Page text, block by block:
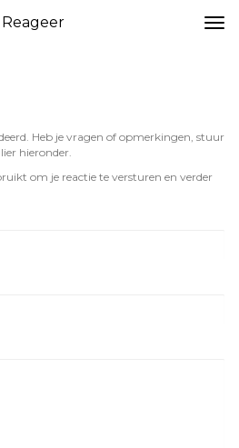
Heb je vragen of opmerkingen, stuur
hieronder.
om je reactie te versturen en verder